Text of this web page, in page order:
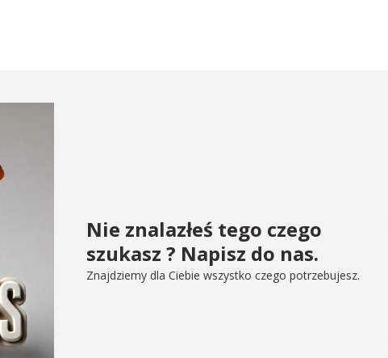
Nie znalazłeś tego czego
szukasz ? Napisz do nas.
Znajdziemy dla Ciebie wszystko czego potrzebujesz.